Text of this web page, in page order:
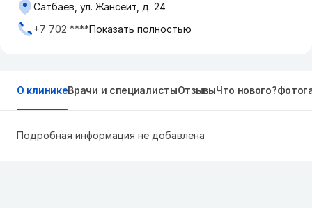
Сатбаев, ул. Жансеит, д. 24
+7 702 ****Показать полностью
О клиникеВрачи и специалистыОтзывыЧто нового?
Подробная информация не добавлена